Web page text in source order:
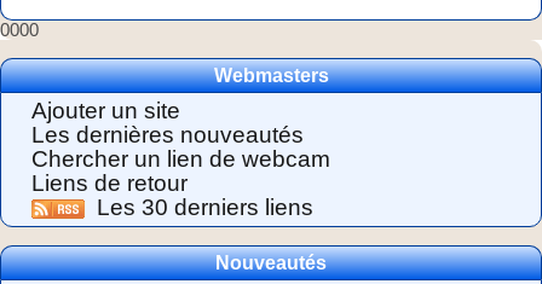
0000
Webmasters
Ajouter un site
Les dernières nouveautés
Chercher un lien de webcam
Liens de retour
Les 30 derniers liens
Nouveautés